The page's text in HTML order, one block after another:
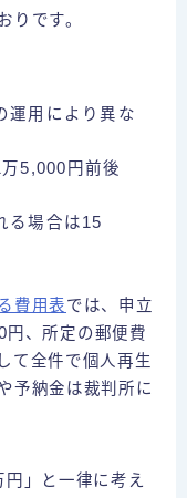
りです。
運用により異な
5,000円前後
る場合は15
費用表では、申立
円、所定の郵便費
て全件で個人再生
予納金は裁判所に
円」と一律に考え